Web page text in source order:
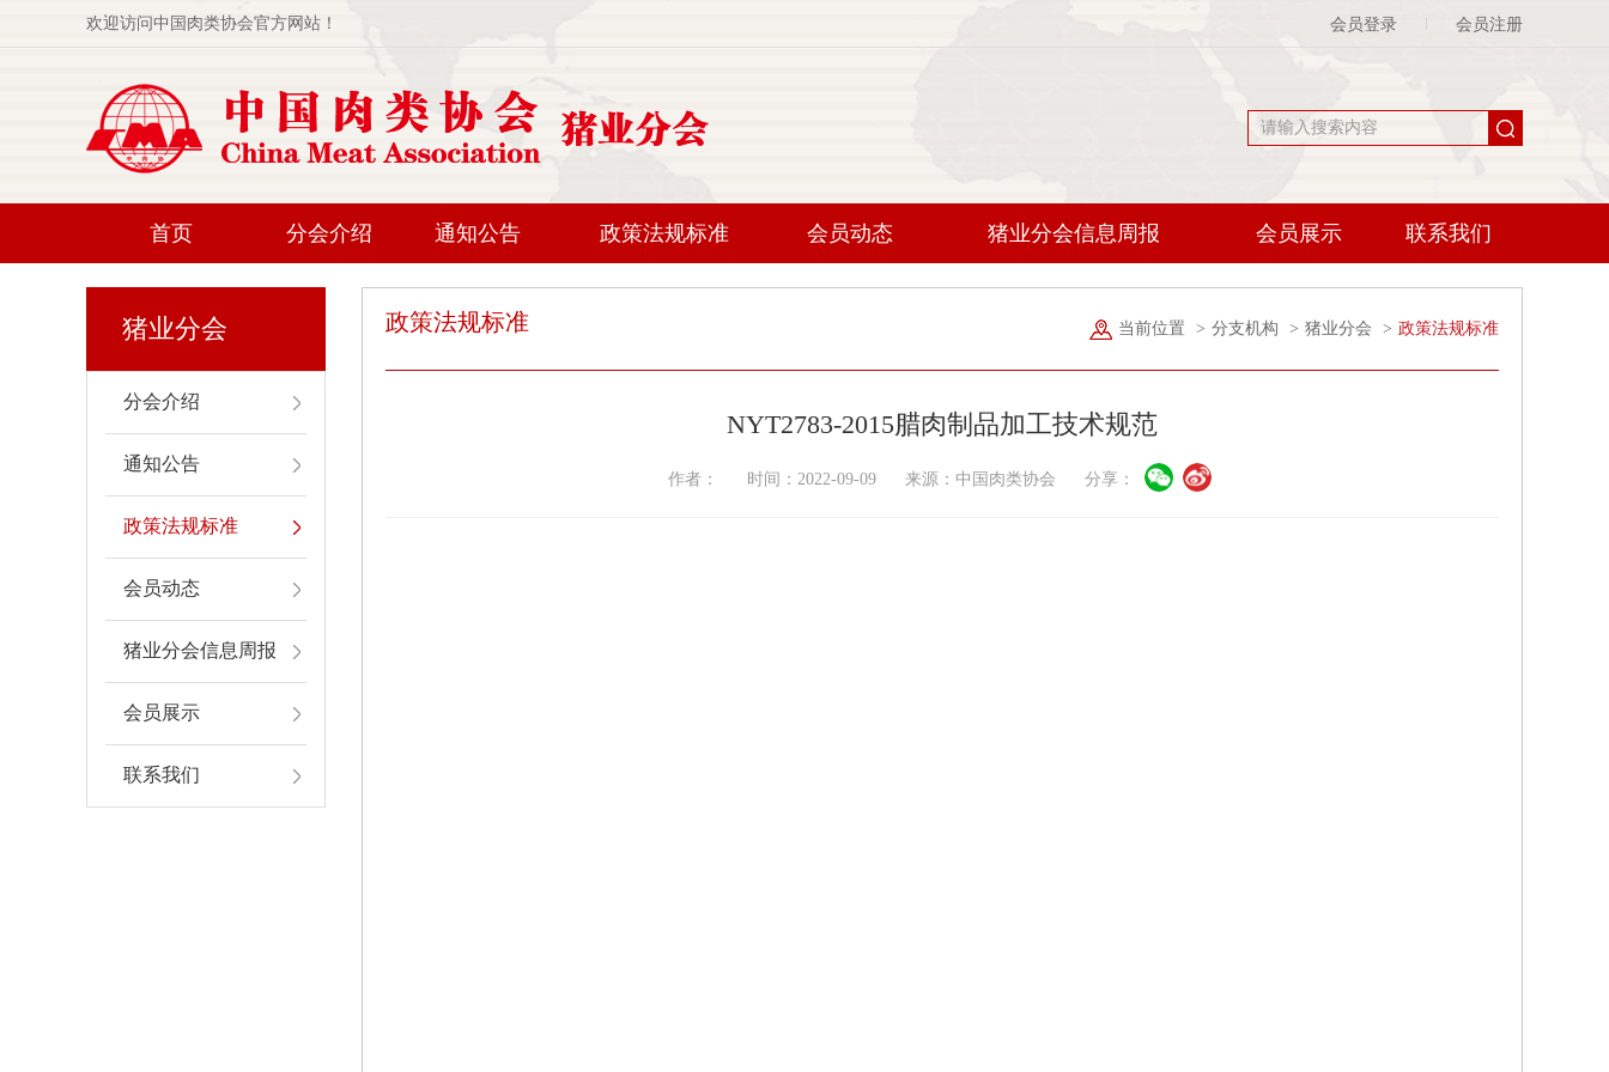
欢迎访问中国肉类协会官方网站！ 会员登录 会员注册
首页 分会介绍 通知公告 政策法规标准 会员动态 猪业分会信息周报 会员展示 联系我们
猪业分会
分会介绍
通知公告
政策法规标准
会员动态
猪业分会信息周报
会员展示
联系我们
政策法规标准 当前位置 > 分支机构 > 猪业分会 > 政策法规标准
NYT2783-2015腊肉制品加工技术规范
作者： 时间：2022-09-09 来源：中国肉类协会 分享：